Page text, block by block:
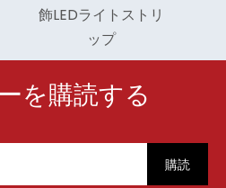
飾LEDライトストリ
ップ
を購読する
購読